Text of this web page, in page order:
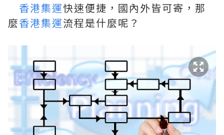
香港集運快速便捷，國內外皆可寄，那
麼香港集運流程是什麼呢？